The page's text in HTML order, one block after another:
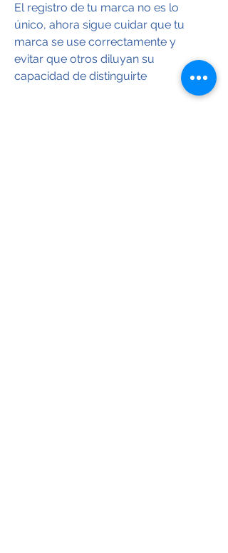
El registro de tu marca no es lo
único, ahora sigue cuidar que tu
marca se use correctamente y
evitar que otros diluyan su
capacidad de distinguirte